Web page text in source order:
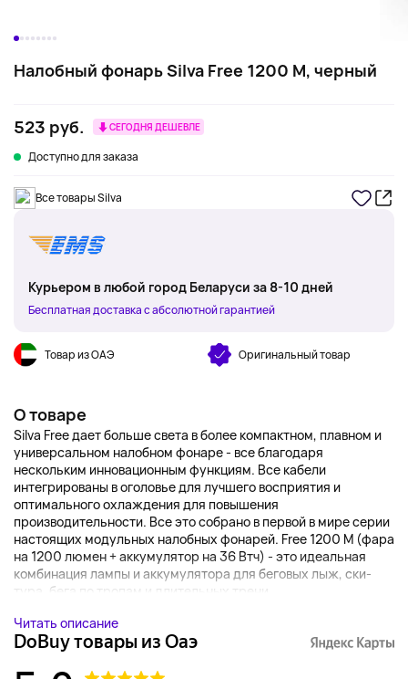
Налобный фонарь Silva Free 1200 M, черный
523 руб. СЕГОДНЯ ДЕШЕВЛЕ
Доступно для заказа
Все товары Silva
Курьером в любой город Беларуси за 8-10 дней
Бесплатная доставка с абсолютной гарантией
Товар из ОАЭ Оригинальный товар
О товаре
Silva Free дает больше света в более компактном, плавном и
универсальном налобном фонаре - все благодаря
нескольким инновационным функциям. Все кабели
интегрированы в оголовье для лучшего восприятия и
оптимального охлаждения для повышения
производительности. Все это собрано в первой в мире серии
настоящих модульных налобных фонарей. Free 1200 M (фара
на 1200 люмен + аккумулятор на 36 Втч) - это идеальная
комбинация лампы и аккумулятора для беговых лыж, ски-
тура, бега по тропам и длительных трени...
Читать описание